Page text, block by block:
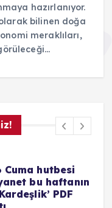
hazırlanıyor.
olarak bilinen doğa
meraklıları,
mesajları 2026 |
kısa, dualı
ile